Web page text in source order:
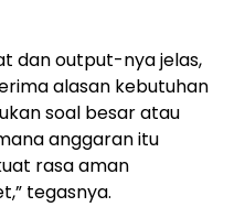
dan output-nya jelas,
alasan kebutuhan
soal besar atau
anggaran itu
rasa aman
tegasnya.